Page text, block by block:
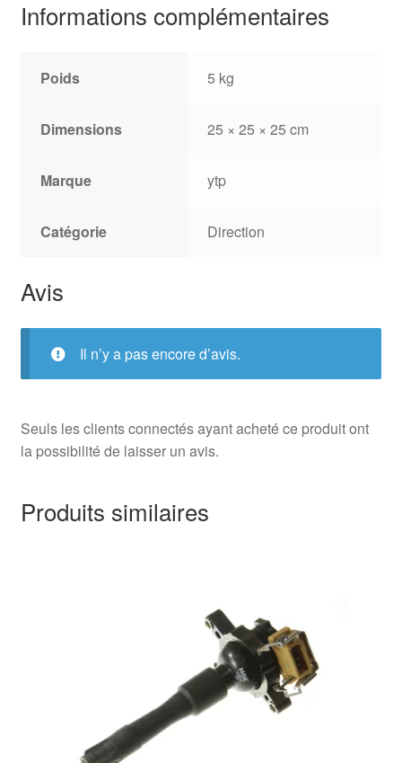
Informations complémentaires
Poids 5 kg
Dimensions 25 × 25 × 25 cm
Marque ytp
Catégorie Direction
Avis
Il n’y a pas encore d’avis.
Seuls les clients connectés ayant acheté ce produit ont
la possibilité de laisser un avis.
Produits similaires